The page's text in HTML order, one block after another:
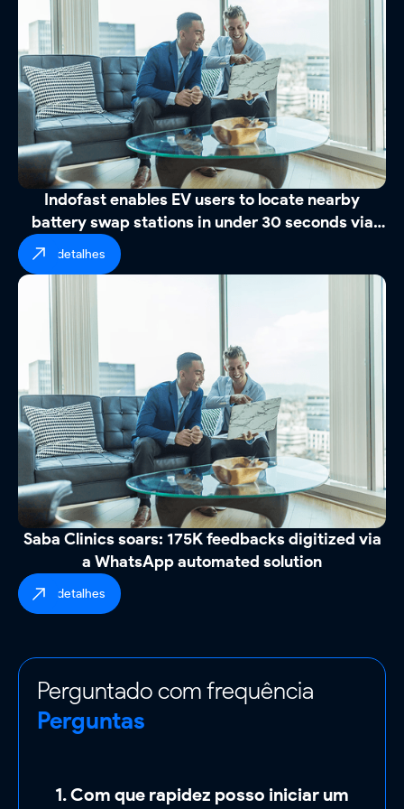
Indofast enables EV users to locate nearby
battery swap stations in under 30 seconds via
ver detalhes
Saba Clinics soars: 175K feedbacks digitized via
a WhatsApp automated solution
ver detalhes
Perguntado com frequência
Perguntas
1. Com que rapidez posso iniciar um